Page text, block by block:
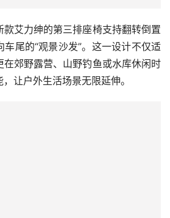
艾力绅的第三排座椅支持翻转倒置
尾的“观景沙发”。这一设计不仅适
在郊野露营、山野钓鱼或水库休闲时
让户外生活场景无限延伸。